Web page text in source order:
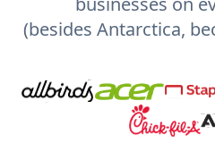
(besides Antarctica,